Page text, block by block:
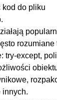
oraz
do pliku
rozumiane
try-except,
innych.